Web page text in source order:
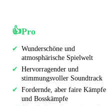
👍Pro
✔ Wunderschöne und
atmosphärische Spielwelt
✔ Hervorragender und
stimmungsvoller Soundtrack
✔ Fordernde, aber faire Kämpfe
und Bosskämpfe